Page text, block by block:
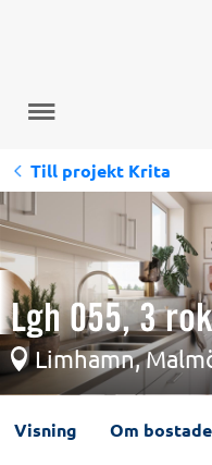
Till projekt Krita
Lgh 055, 3
Limhamn,
Visning Om